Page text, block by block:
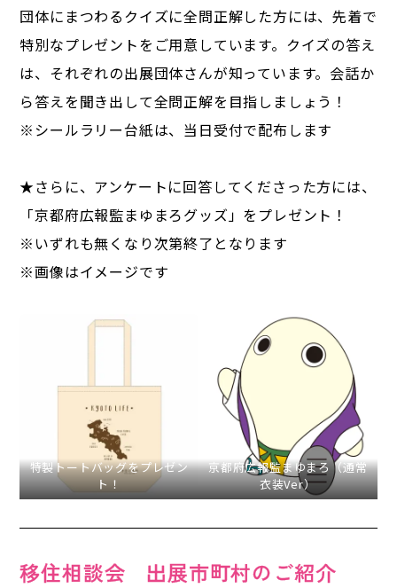
団体にまつわるクイズに全問正解した方には、先着で
特別なプレゼントをご用意しています。クイズの答え
は、それぞれの出展団体さんが知っています。会話か
ら答えを聞き出して全問正解を目指しましょう！
※シールラリー台紙は、当日受付で配布します
★さらに、アンケートに回答してくださった方には、
「京都府広報監まゆまろグッズ」をプレゼント！
※いずれも無くなり次第終了となります
※画像はイメージです
特製トートバッグをプレゼン
ト！
京都府広報監まゆまろ（通常
衣装Ver）
移住相談会 出展市町村のご紹介